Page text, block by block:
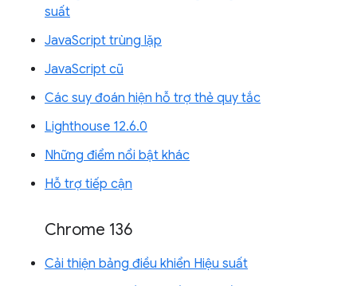
suất
JavaScript trùng lặp
JavaScript cũ
Các suy đoán hiện hỗ trợ thẻ quy tắc
Lighthouse 12.6.0
Những điểm nổi bật khác
Hỗ trợ tiếp cận
Chrome 136
Cải thiện bảng điều khiển Hiệu suất